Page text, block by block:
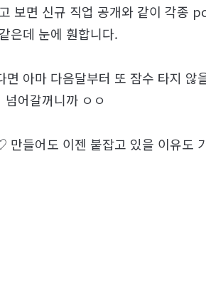
보면 신규 직업 공개와 같이 각종
은데 눈에 훤합니다.
아마 다음달부터 또 잠수 타지 않
어갈꺼니까 ㅇㅇ
어도 이젠 붙잡고 있을 이유도